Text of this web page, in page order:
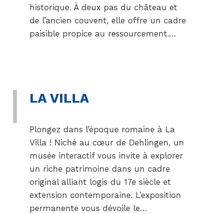
historique. À deux pas du château et
de l’ancien couvent, elle offre un cadre
paisible propice au ressourcement.…
LA VILLA
Plongez dans l’époque romaine à La
Villa ! Niché au cœur de Dehlingen, un
musée interactif vous invite à explorer
un riche patrimoine dans un cadre
original alliant logis du 17e siècle et
extension contemporaine. L’exposition
permanente vous dévoile le…